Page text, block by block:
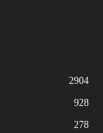
2904
928
278